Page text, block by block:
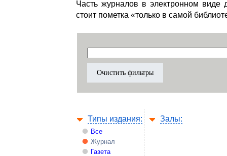
Часть журналов в электронном виде
стоит пометка «только в самой
Типы издания:
Все
Журнал
Газета
Залы: